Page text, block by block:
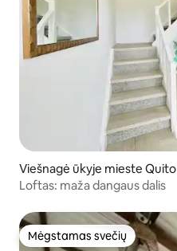
Viešnagė ūkyje mieste Quito
Loftas: maža dangaus dalis
Mėgstamas svečių
Mėgstamas svečių